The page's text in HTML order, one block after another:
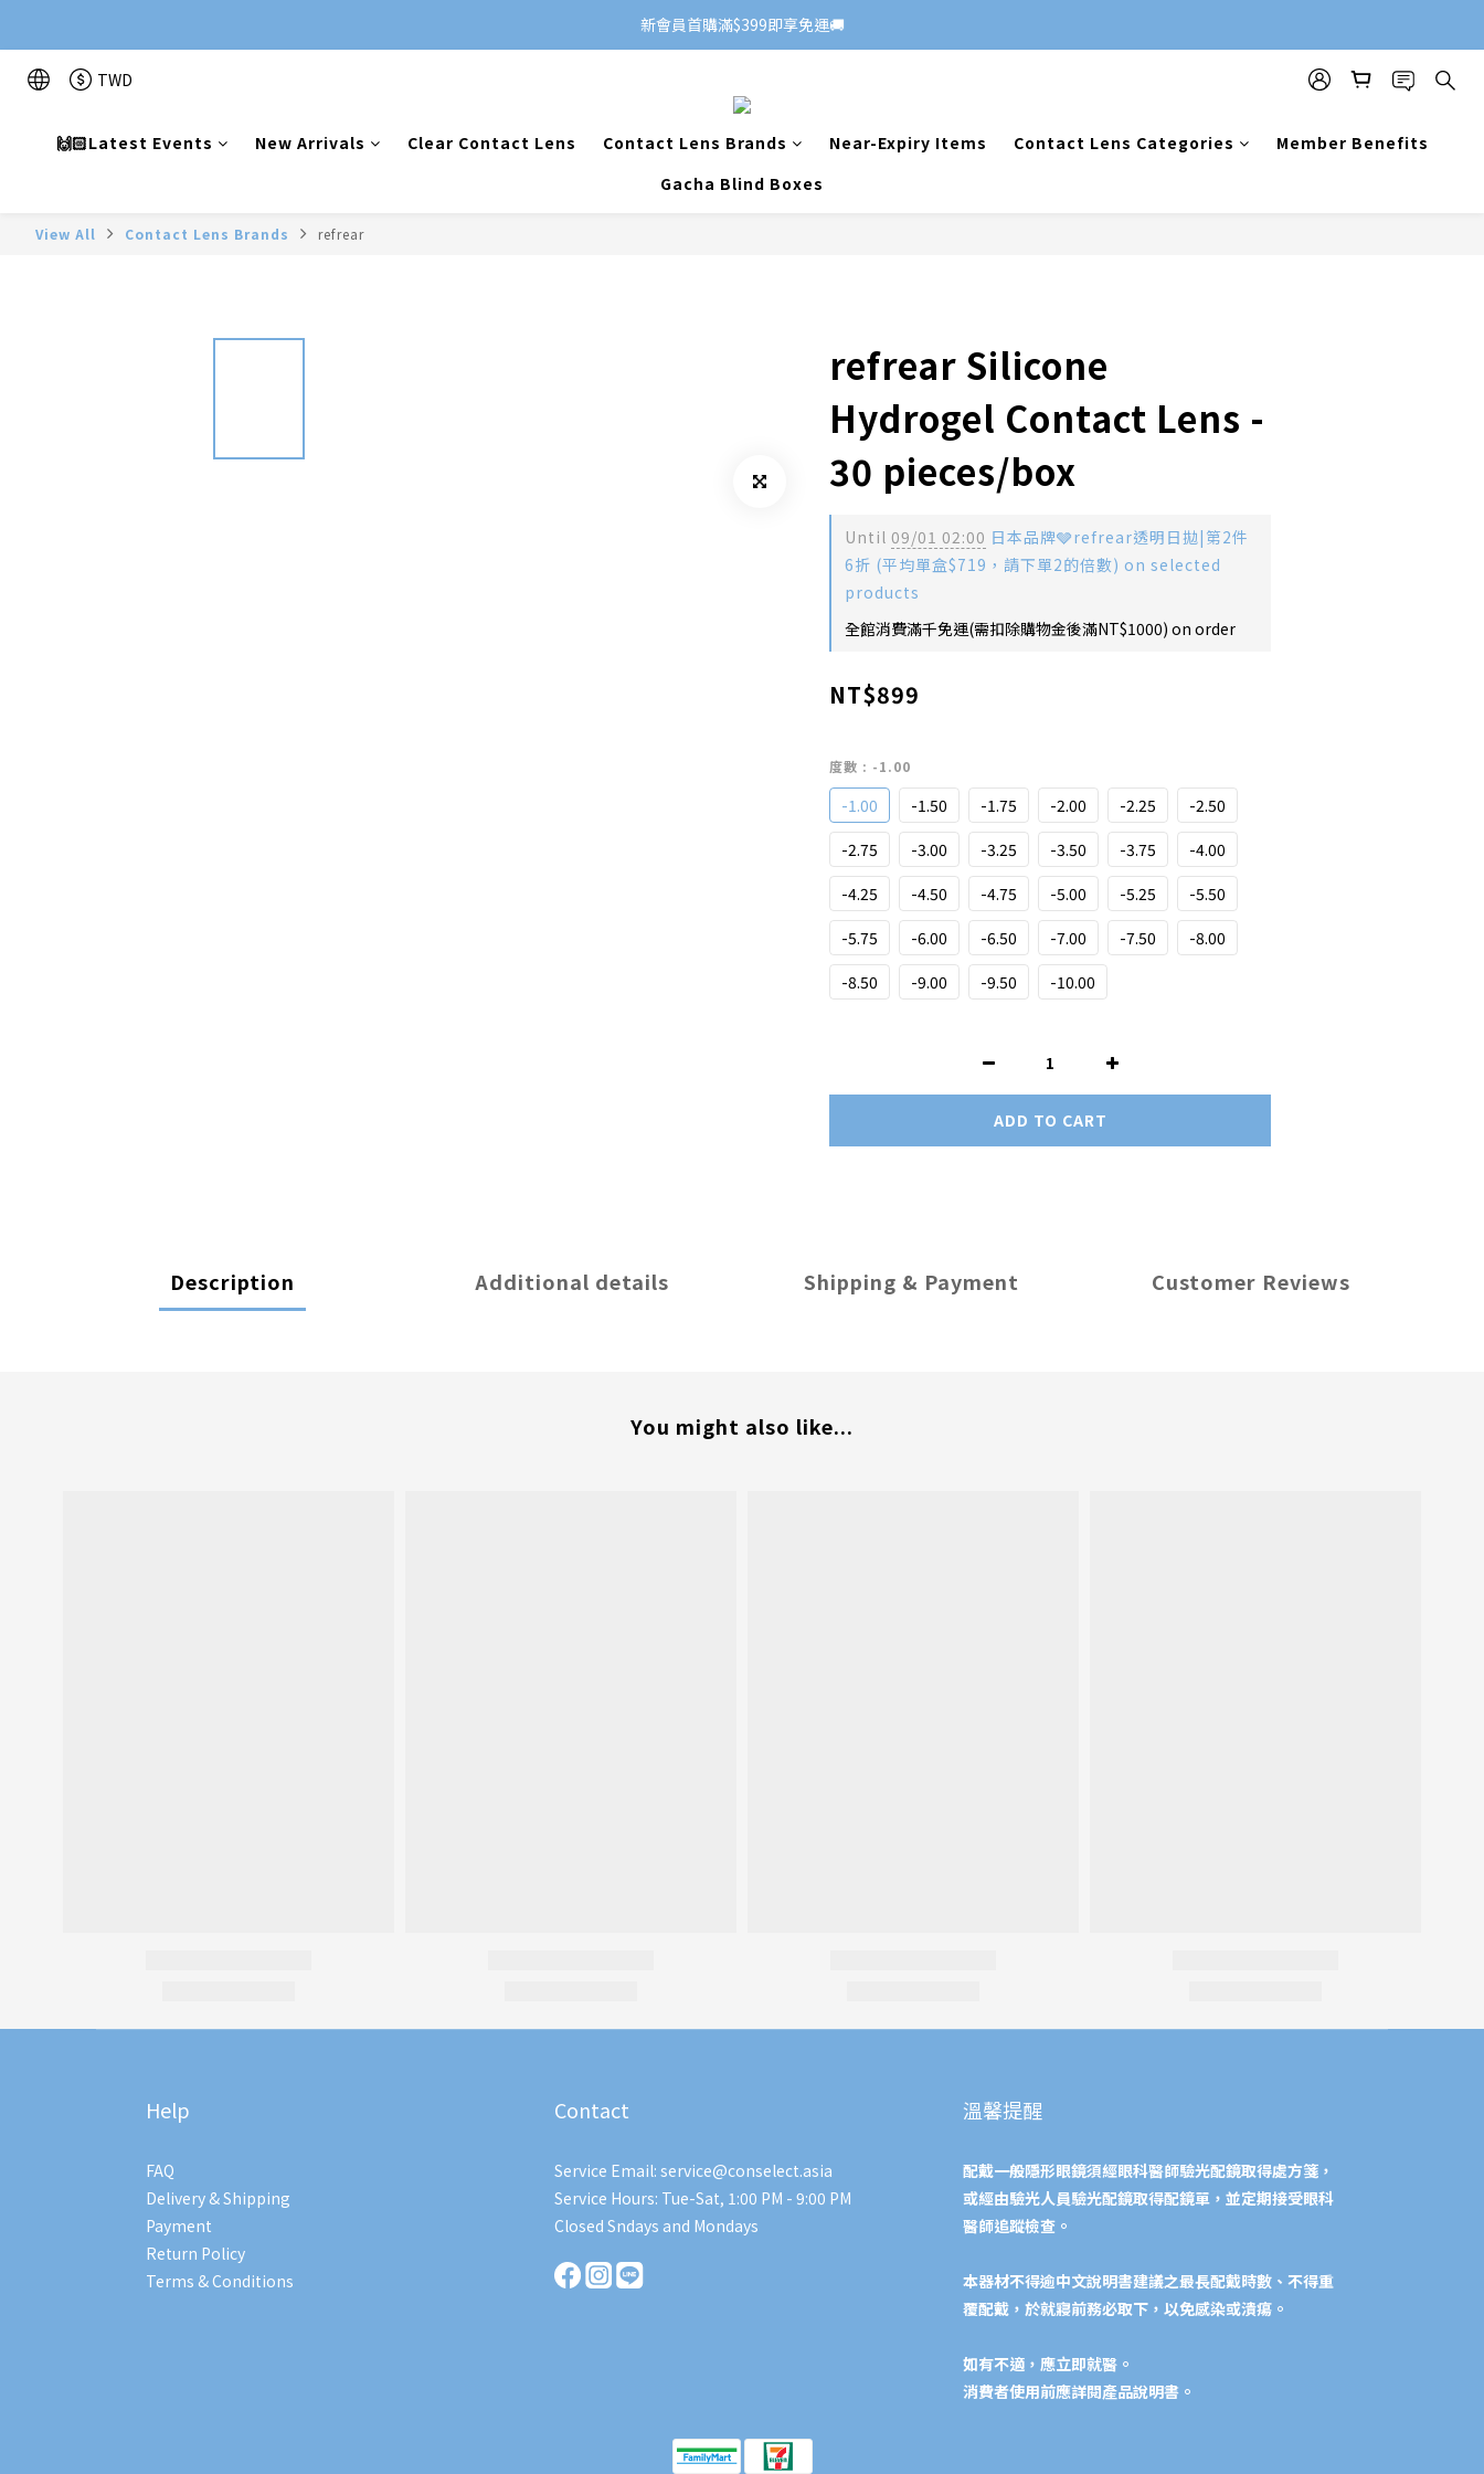
新會員首購滿$399即享免運🚚
TWD
🙌🏻Latest Events New Arrivals Clear Contact Lens Contact Lens Brands Near-Expiry Items Contact Lens Categories
Member Benefits
Gacha Blind Boxes
View All Contact Lens Brands refrear
refrear Silicone
Hydrogel Contact Lens -
30 pieces/box
Until 09/01 02:00 日本品牌🩶refrear透明日拋|第2件
6折 (平均單盒$719，請下單2的倍數) on selected
products
全館消費滿千免運(需扣除購物金後滿NT$1000) on order
NT$899
度數 : -1.00
-1.00 -1.50 -1.75 -2.00 -2.25
-2.50
-2.75
-3.00 -3.25 -3.50 -3.75
-4.00
-4.25
-4.50 -4.75 -5.00 -5.25
-5.50
-5.75
-6.00 -6.50 -7.00 -7.50
-8.00
-8.50
-9.00 -9.50 -10.00
ADD TO CART
Description Additional details Shipping & Payment Customer Reviews
You might also like...
Help
FAQ
Delivery & Shipping
Payment
Return Policy
Terms & Conditions
Contact
Service Email: service@conselect.asia
Service Hours: Tue-Sat, 1:00 PM - 9:00 PM
Closed Sndays and Mondays
溫馨提醒
配戴一般隱形眼鏡須經眼科醫師驗光配鏡取得處方箋，
或經由驗光人員驗光配鏡取得配鏡單，並定期接受眼科
醫師追蹤檢查。
本器材不得逾中文說明書建議之最長配戴時數、不得重
覆配戴，於就寢前務必取下，以免感染或潰瘍。
如有不適，應立即就醫。
消費者使用前應詳閱產品說明書。​